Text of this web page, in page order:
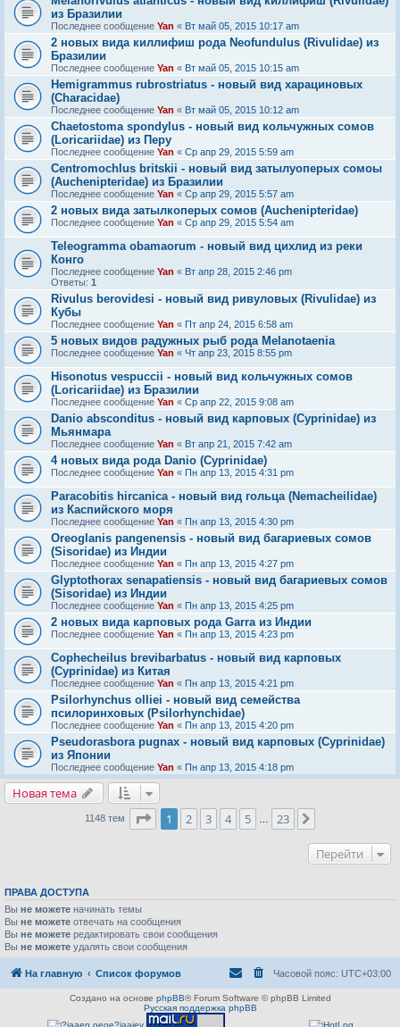
из Бразилии
Последнее сообщение Yan « Вт май 05, 2015 10:17 am
2 новых вида киллифиш рода Neofundulus (Rivulidae) из
Бразилии
Последнее сообщение Yan « Вт май 05, 2015 10:15 am
Hemigrammus rubrostriatus - новый вид харациновых
(Characidae)
Последнее сообщение Yan « Вт май 05, 2015 10:12 am
Chaetostoma spondylus - новый вид кольчужных сомов
(Loricariidae) из Перу
Последнее сообщение Yan « Ср апр 29, 2015 5:59 am
Centromochlus britskii - новый вид затылуоперых сомоы
(Auchenipteridae) из Бразилии
Последнее сообщение Yan « Ср апр 29, 2015 5:57 am
2 новых вида затылкоперых сомов (Auchenipteridae)
Последнее сообщение Yan « Ср апр 29, 2015 5:54 am
Teleogramma obamaorum - новый вид цихлид из реки
Конго
Последнее сообщение Yan « Вт апр 28, 2015 2:46 pm
Ответы: 1
Rivulus berovidesi - новый вид ривуловых (Rivulidae) из
Кубы
Последнее сообщение Yan « Пт апр 24, 2015 6:58 am
5 новых видов радужных рыб рода Melanotaenia
Последнее сообщение Yan « Чт апр 23, 2015 8:55 pm
Hisonotus vespuccii - новый вид кольчужных сомов
(Loricariidae) из Бразилии
Последнее сообщение Yan « Ср апр 22, 2015 9:08 am
Danio absconditus - новый вид карповых (Cyprinidae) из
Мьянмара
Последнее сообщение Yan « Вт апр 21, 2015 7:42 am
4 новых вида рода Danio (Cyprinidae)
Последнее сообщение Yan « Пн апр 13, 2015 4:31 pm
Paracobitis hircanica - новый вид гольца (Nemacheilidae)
из Каспийского моря
Последнее сообщение Yan « Пн апр 13, 2015 4:30 pm
Oreoglanis pangenensis - новый вид багариевых сомов
(Sisoridae) из Индии
Последнее сообщение Yan « Пн апр 13, 2015 4:27 pm
Glyptothorax senapatiensis - новый вид багариевых сомов
(Sisoridae) из Индии
Последнее сообщение Yan « Пн апр 13, 2015 4:25 pm
2 новых вида карповых рода Garra из Индии
Последнее сообщение Yan « Пн апр 13, 2015 4:23 pm
Cophecheilus brevibarbatus - новый вид карповых
(Cyprinidae) из Китая
Последнее сообщение Yan « Пн апр 13, 2015 4:21 pm
Psilorhynchus olliei - новый вид семейства
псилоринховых (Psilorhynchidae)
Последнее сообщение Yan « Пн апр 13, 2015 4:20 pm
Pseudorasbora pugnax - новый вид карповых (Cyprinidae)
из Японии
Последнее сообщение Yan « Пн апр 13, 2015 4:18 pm
Новая тема
1148 тем Страница1 из
1 2 3 4 5 23
Перейти
ПРАВА ДОСТУПА
Вы не можете начинать темы
Вы не можете отвечать на сообщения
Вы не можете редактировать свои сообщения
Вы не можете удалять свои сообщения
На главную Список форумов Часовой пояс: UTC+03:00
Создано на основе phpBB® Forum Software © phpBB Limited
Русская поддержка phpBB